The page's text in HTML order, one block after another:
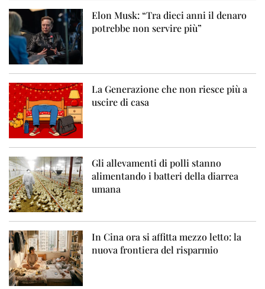
Elon Musk: “Tra dieci anni il denaro
potrebbe non servire più”
La Generazione che non riesce più a
uscire di casa
Gli allevamenti di polli stanno
alimentando i batteri della diarrea
umana
In Cina ora si affitta mezzo letto: la
nuova frontiera del risparmio